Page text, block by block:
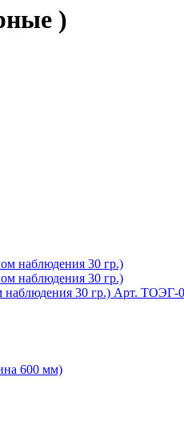
)
наблюдения 30 гр.) Арт. ТОЭГ-